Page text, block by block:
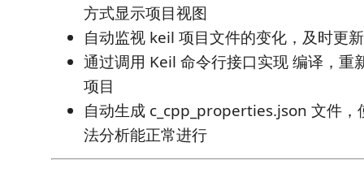
方式显示项目视图
自动监视 keil 项目文件的变化，及时更
通过调用 Keil 命令行接口实现 编译，重
项目
自动生成 c_cpp_properties.json 文件，
法分析能正常进行